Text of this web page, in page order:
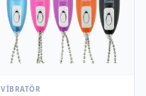
VIBRATÖR